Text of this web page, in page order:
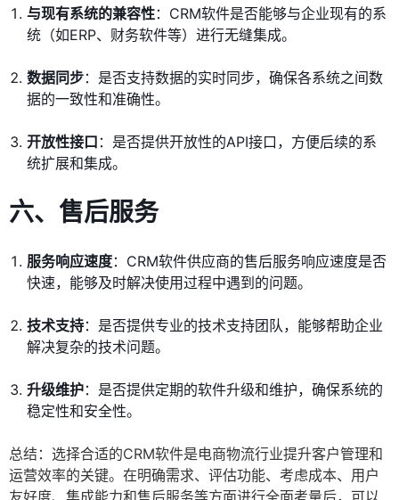
与现有系统的兼容性：CRM软件是否能够与企业现有的系
统（如ERP、财务软件等）进行无缝集成。
数据同步：是否支持数据的实时同步，确保各系统之间数
据的一致性和准确性。
开放性接口 ：是否提供开放性的API接口，方便后续的系
统扩展和集成。
六、售后服务
服务响应速度：CRM软件供应商的售后服务响应速度是否
快速，能够及时解决使用过程中遇到的问题。
技术支持：是否提供专业的技术支持团队，能够帮助企业
解决复杂的技术问题。
升级维护：是否提供定期的软件升级和维护，确保系统的
稳定性和安全性。
总结：选择合适的CRM软件是电商物流行业提升客户管理和
运营效率的关键。在明确需求、评估功能、考虑成本、用户